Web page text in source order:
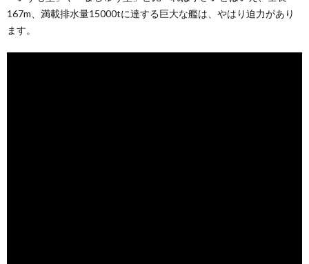
167m、満載排水量15000tに達する巨大な艦は、やはり迫力があり
ます。